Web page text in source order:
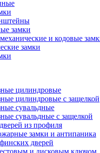
замки
и кодовые
замки
цилиндровые
цилиндровые с защелкой
сувальдные
сувальдные с защелкой
из профиля
замки и антипаника
дверей
и дисковым ключом